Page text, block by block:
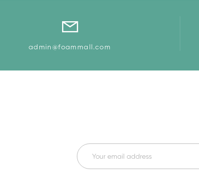
admin@foammall.com